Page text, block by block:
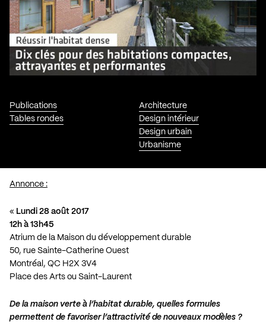
Publications
Tables rondes
Architecture
Design intérieur
Design urbain
Urbanisme
Annonce :
« Lundi 28 août 2017
12h à 13h45
Atrium de la Maison du développement durable
50, rue Sainte-Catherine Ouest
Montréal, QC H2X 3V4
Place des Arts ou Saint-Laurent
De la maison verte à l’habitat durable, quelles formules
permettent de favoriser l’attractivité de nouveaux modèles ?